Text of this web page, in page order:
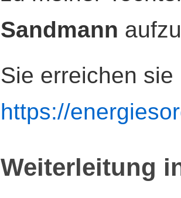
Sandmann
Sie erreichen sie
https://
Weiterleitung